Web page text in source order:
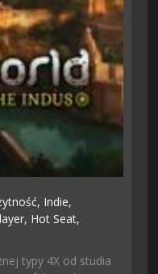
Indie,
Hot Seat,
typy 4X od studia